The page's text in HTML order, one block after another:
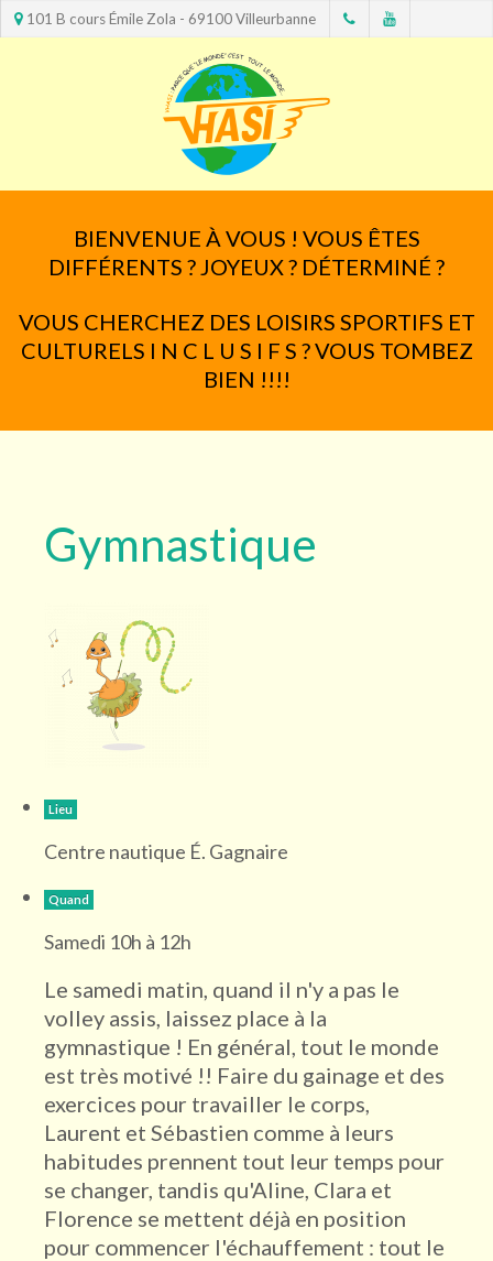
101 B cours Émile Zola - 69100 Villeurbanne
BIENVENUE À VOUS ! VOUS ÊTES
DIFFÉRENTS ? JOYEUX ? DÉTERMINÉ ?
VOUS CHERCHEZ DES LOISIRS SPORTIFS ET
CULTURELS I N C L U S I F S ? VOUS TOMBEZ
BIEN !!!!
Gymnastique
Lieu
Centre nautique É. Gagnaire
Quand
Samedi 10h à 12h
Le samedi matin, quand il n'y a pas le
volley assis, laissez place à la
gymnastique ! En général, tout le monde
est très motivé !! Faire du gainage et des
exercices pour travailler le corps,
Laurent et Sébastien comme à leurs
habitudes prennent tout leur temps pour
se changer, tandis qu'Aline, Clara et
Florence se mettent déjà en position
pour commencer l'échauffement : tout le